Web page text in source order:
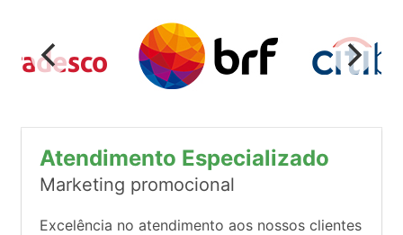
Atendimento Especializado
Marketing promocional
Excelência no atendimento aos nossos clientes